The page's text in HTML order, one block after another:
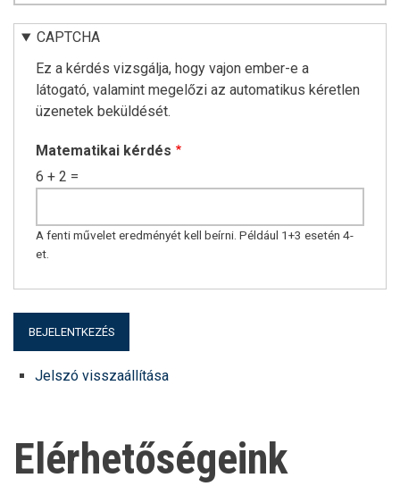
CAPTCHA
Ez a kérdés vizsgálja, hogy vajon ember-e a
látogató, valamint megelőzi az automatikus kéretlen
üzenetek beküldését.
Matematikai kérdés
6 + 2 =
A fenti művelet eredményét kell beírni. Például 1+3 esetén 4-
et.
Jelszó visszaállítása
Elérhetőségeink